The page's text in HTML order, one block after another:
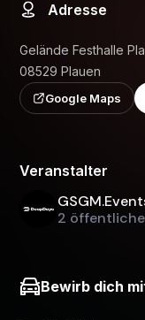
Adresse
Gelände Festhalle
08529 Plauen
Google Maps
Veranstalter
2
Bewirb dich